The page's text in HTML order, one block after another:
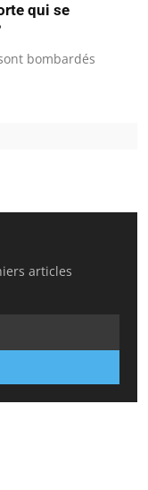
qui se
bombardés
articles